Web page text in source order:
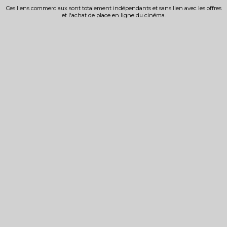
Ces liens commerciaux sont totalement indépendants et sans lien avec les offres
et l'achat de place en ligne du cinéma.